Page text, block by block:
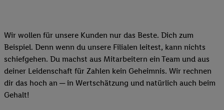
Wir wollen für unsere Kunden nur das Beste. Dich zum
Beispiel. Denn wenn du unsere Filialen leitest, kann nichts
schiefgehen. Du machst aus Mitarbeitern ein Team und aus
deiner Leidenschaft für Zahlen kein Geheimnis. Wir rechnen
dir das hoch an ─ in Wertschätzung und natürlich auch beim
Gehalt!